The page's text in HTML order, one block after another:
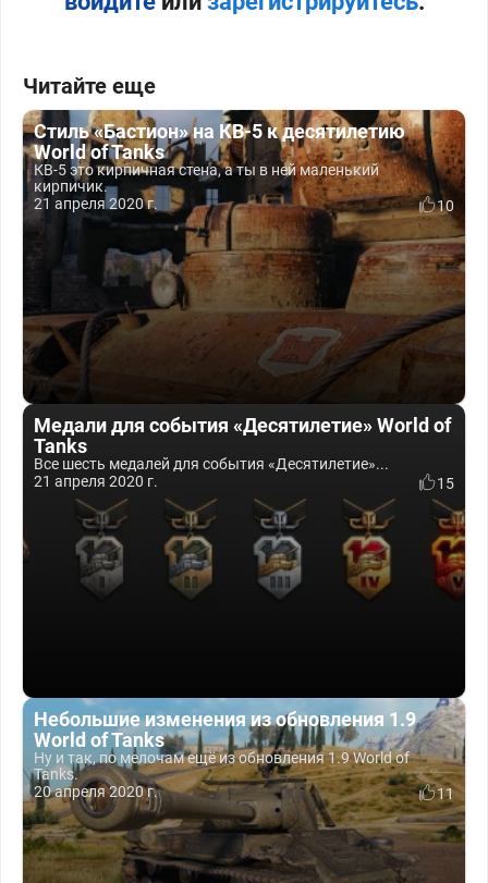
Читайте еще
Стиль «Бастион» на КВ-5 к десятилетию
World of Tanks
КВ-5 это кирпичная стена, а ты в ней маленький
кирпичик.
21 апреля 2020 г.
10
Медали для события «Десятилетие» World of
Tanks
Все шесть медалей для события «Десятилетие»...
21 апреля 2020 г.
15
Небольшие изменения из обновления 1.9
World of Tanks
Ну и так, по мелочам ещё из обновления 1.9 World of
Tanks.
20 апреля 2020 г.
11